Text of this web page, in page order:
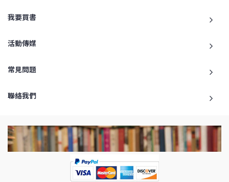
我要買書
活動傳媒
常見問題
聯絡我們